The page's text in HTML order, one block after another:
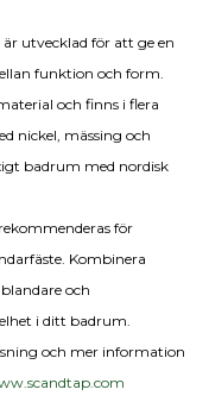
utvecklad för att ge en
funktion och form.
och finns i flera
nickel, mässing och
badrum med nordisk
för
Kombinera
och
i ditt badrum.
och mer information